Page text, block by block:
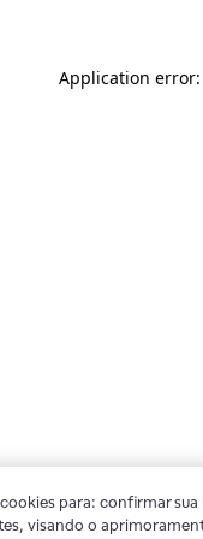
Application
para: confirmar
visando o